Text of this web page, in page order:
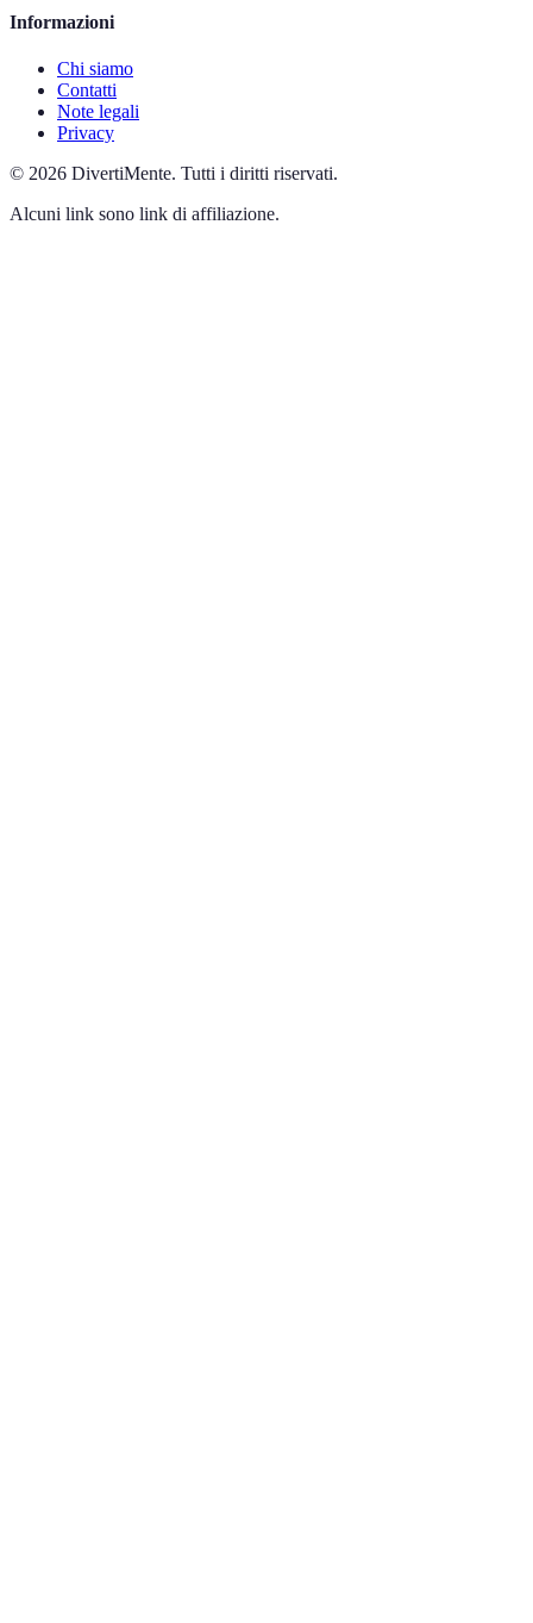
Informazioni
Chi siamo
Contatti
Note legali
Privacy
© 2026 DivertiMente. Tutti i diritti riservati.
Alcuni link sono link di affiliazione.